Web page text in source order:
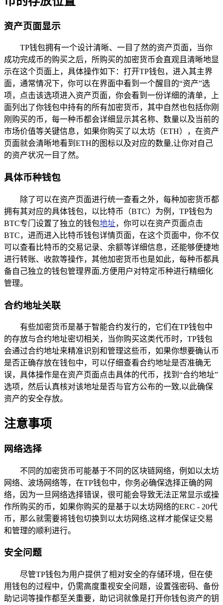
资产页面显示
TP钱包拥有一个设计清晰、一目了然的资产页面，当你
成功完成币的购买之后，所购买的加密货币会直观且清晰地显
示在这个页面上，具体操作如下：打开TP钱包，进入其主界
面，通常情况下，你可以在界面中看到一个醒目的“资产”选
项，点击该选项进入资产页面，你会看到一份详细的清单，上
面列出了你钱包中持有的所有加密货币，其中自然也包括你刚
刚购买的币，每一种币都会详细显示其名称、数量以及当前的
市场价值等关键信息，如果你购买了以太坊（ETH），在资产
页面就会清晰地看到ETH的图标以及对应的数量,让你对自己
的资产状况一目了然。
具体币种钱包
除了可以在资产页面进行统一查看之外，每种加密货币都
拥有其对应的具体钱包，以比特币（BTC）为例，TP钱包为
BTC专门设置了独立的钱包地址，你可以在资产页面点击
BTC，进而进入比特币钱包详情页面，在这个页面中，你不仅
可以查看比特币的交易记录、余额等详细信息，还能够便捷地
进行转账、收款等操作，其他加密货币也是如此，每种币都具
备自己独立的钱包管理界面,方便用户对特定币种进行精细化
管理。
合约地址关联
有些加密货币是基于智能合约发行的，它们在TP钱包中
的存放与合约地址密切相关，当你购买这类代币时，TP钱包
会通过合约地址来精准识别和管理这些币，如果你想要确认币
是否正确存放在钱包中，可以仔细查看合约地址是否准确无
误，具体操作是在资产页面点击具体的代币，找到“合约地址”
选项，然后认真核对该地址是否与官方公布的一致,以此确保
资产的安全存放。
注意事项
网络选择
不同的加密货币可能基于不同的区块链网络，例如以太坊
网络、波场网络等，在TP钱包中，你务必确保选择正确的网
络，因为一旦网络选择错误，很可能会导致无法正常显示或操
作所购买的币，如果你购买的是基于以太坊网络的ERC - 20代
币，那么就需要将钱包切换到以太坊网络,这样才能保证交易
和管理的顺利进行。
安全问题
尽管TP钱包为用户提供了相对安全的存储环境，但在使
用钱包的过程中，仍需高度重视安全问题，设置强密码、备份
助记词等操作都至关重要，助记词就像是打开你钱包资产的钥